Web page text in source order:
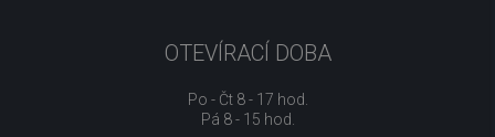
OTEVÍRACÍ DOBA
Po - Čt 8 - 17 hod.
Pá 8 - 15 hod.